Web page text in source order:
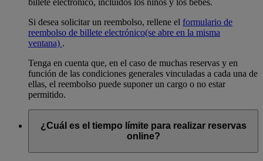
billete electrónico, incluidos los niños y los bebés.
Si desea solicitar un reembolso, rellene el formulario de
reembolso de billete electrónico(se abre en la misma
ventana) .
Tenga en cuenta que, en el caso de muchas reservas y en
función de las condiciones generales vinculadas a cada una de
ellas, el reembolso puede suponer un cargo o no estar
permitido.
¿Cuál es el tiempo límite para realizar reservas
online?